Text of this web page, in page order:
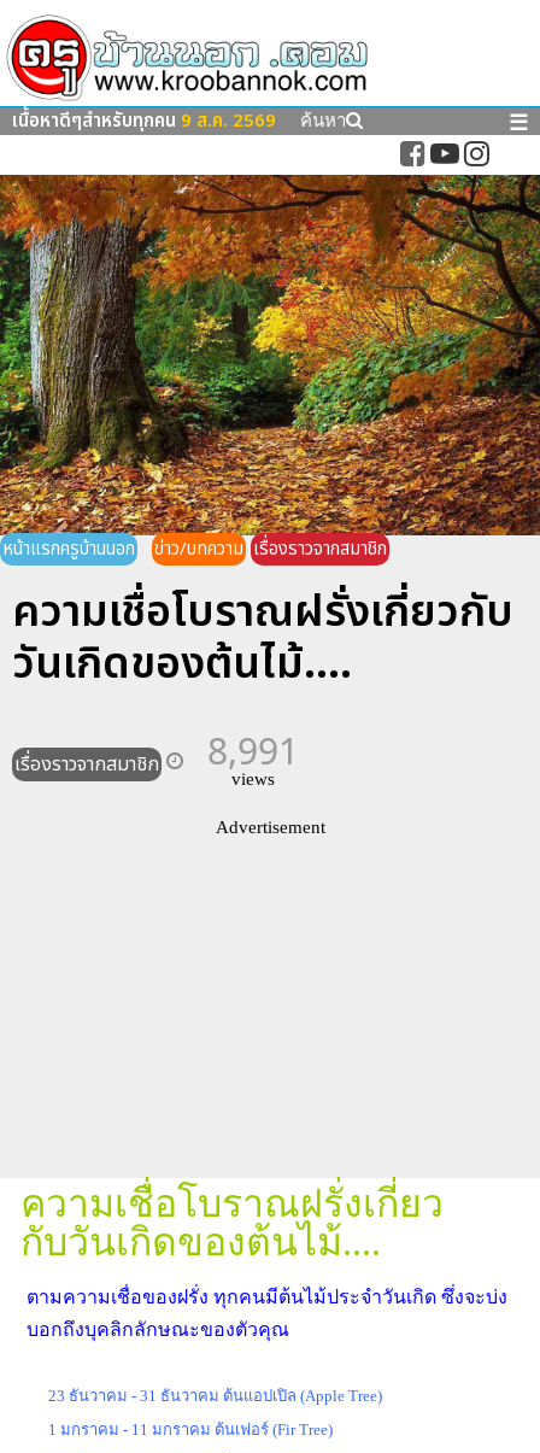
เนื้อหาดีๆสำหรับทุกคน 9 ส.ค. 2569 ค้นหา ☰
หน้าแรกครูบ้านนอก ข่าว/บทความ เรื่องราวจากสมาชิก
ความเชื่อโบราณฝรั่งเกี่ยวกับ
วันเกิดของต้นไม้....
เรื่องราวจากสมาชิก 8,991
views
Advertisement
ความเชื่อโบราณฝรั่งเกี่ยว
กับวันเกิดของต้นไม้....
ตามความเชื่อของฝรั่ง ทุกคนมีต้นไม้ประจำวันเกิด ซึ่งจะบ่ง
บอกถึงบุคลิกลักษณะของตัวคุณ
23 ธันวาคม - 31 ธันวาคม ต้นแอปเปิล (Apple Tree)
1 มกราคม - 11 มกราคม ต้นเฟอร์ (Fir Tree)